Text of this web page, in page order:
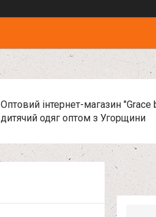
Оптовий інтернет-магазин "Grace
дитячий одяг оптом з Угорщини